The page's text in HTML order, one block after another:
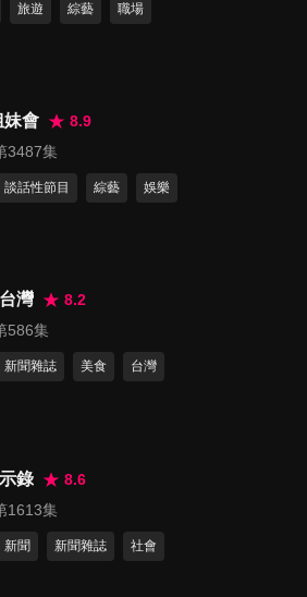
怒陳傑憲
鐘
鐘
旅遊 綜藝 職場
妹會
8.9
3487集
談話性節目 綜藝 娛樂
灣
8.2
586集
新聞雜誌 美食 台灣
錄
8.6
1613集
新聞 新聞雜誌 社會